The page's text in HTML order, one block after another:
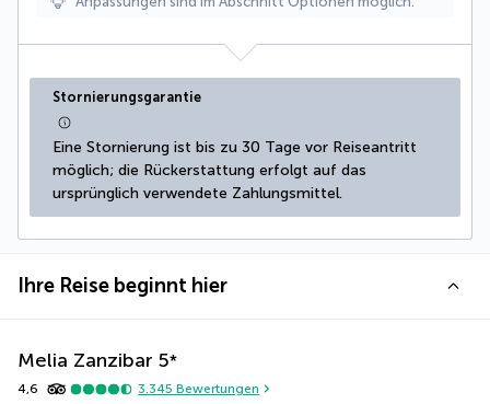
Stornierungsgarantie
Eine Stornierung ist bis zu 30 Tage vor Reiseantritt
möglich; die Rückerstattung erfolgt auf das
ursprünglich verwendete Zahlungsmittel.
Ihre Reise beginnt hier
Melia Zanzibar 5*
4,6 3.345 Bewertungen